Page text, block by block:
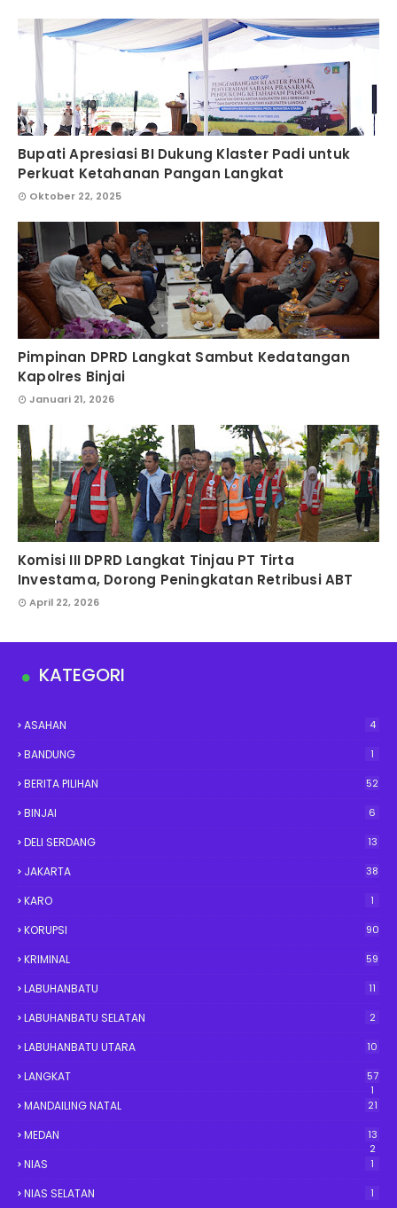
Bupati Apresiasi BI Dukung Klaster Padi untuk
Perkuat Ketahanan Pangan Langkat
Oktober 22, 2025
Pimpinan DPRD Langkat Sambut Kedatangan
Kapolres Binjai
Januari 21, 2026
Komisi III DPRD Langkat Tinjau PT Tirta
Investama, Dorong Peningkatan Retribusi ABT
April 22, 2026
KATEGORI
ASAHAN 4
BANDUNG 1
BERITA PILIHAN 52
BINJAI 6
DELI SERDANG 13
JAKARTA 38
KARO 1
KORUPSI 90
KRIMINAL 59
LABUHANBATU 11
LABUHANBATU SELATAN 2
LABUHANBATU UTARA 10
LANGKAT
57
1
MANDAILING NATAL 21
MEDAN
13
2
NIAS 1
NIAS SELATAN 1